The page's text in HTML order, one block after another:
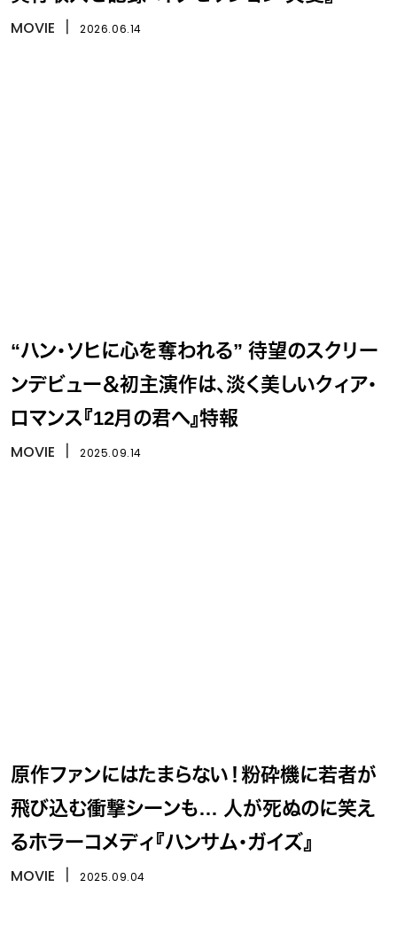
MOVIE 2026.06.14
“ハン・ソヒに心を奪われる” 待望のスクリー
ンデビュー＆初主演作は、淡く美しいクィア・
ロマンス『12月の君へ』特報
MOVIE 2025.09.14
原作ファンにはたまらない！粉砕機に若者が
飛び込む衝撃シーンも… 人が死ぬのに笑え
るホラーコメディ『ハンサム・ガイズ』
MOVIE 2025.09.04